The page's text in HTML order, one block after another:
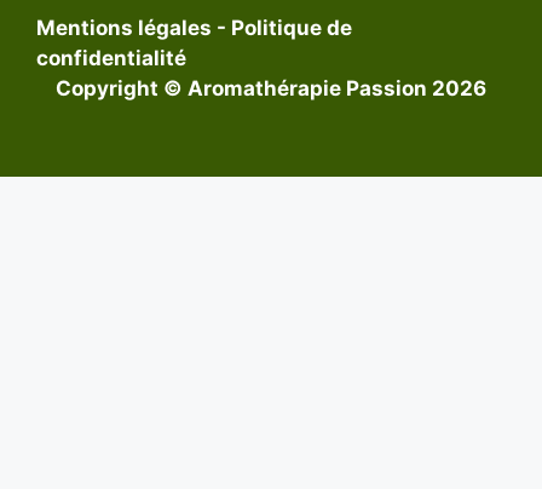
Copyright © Aromathérapie Passion 2026
Mentions légales - Politique de
confidentialité